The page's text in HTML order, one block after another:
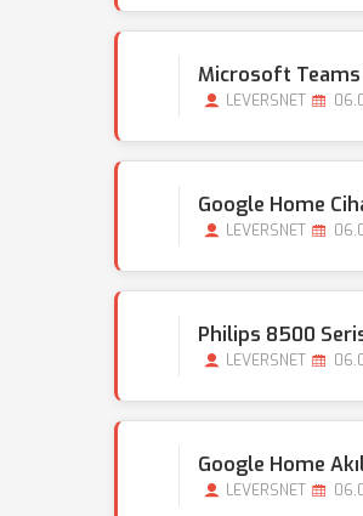
Microsoft Teams
LEVERSNET
Google Home
LEVERSNET
Philips 8500
LEVERSNET
Google Home
LEVERSNET